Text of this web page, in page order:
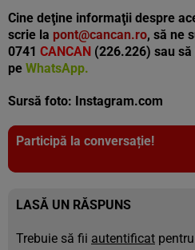
Cine deţine informaţii despre
scrie la pont@cancan.ro, să ne
0741 CANCAN (226.226) sau
pe WhatsApp.
Sursă foto: Instagram.com
Participă la conversație!
LASĂ UN RĂSPUNS
Trebuie să fii autentificat